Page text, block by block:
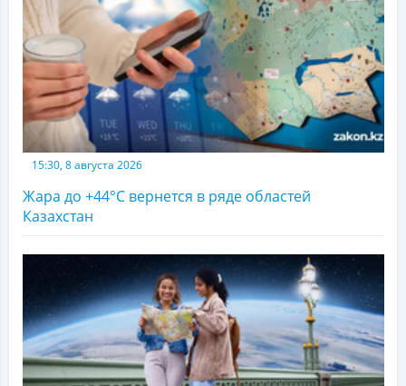
15:30, 8 августа 2026
Жара до +44°С вернется в ряде областей
Казахстан